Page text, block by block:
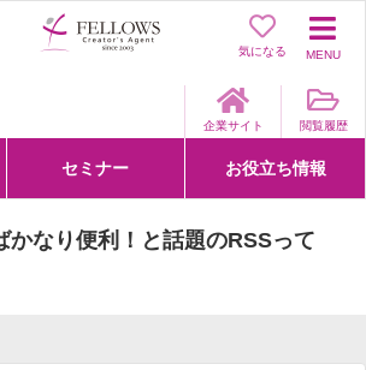
気になる MENU
企業サイト 閲覧履歴
セミナー お役立ち情報
生
鑑かなり便利！と話題のRSSって